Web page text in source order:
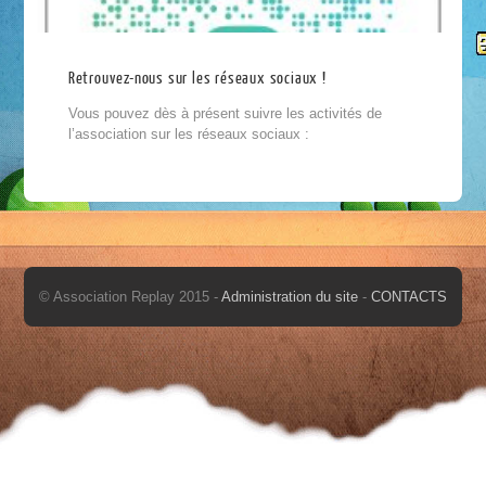
Retrouvez-nous sur les réseaux sociaux !
Vous pouvez dès à présent suivre les activités de
l’association sur les réseaux sociaux :
© Association Replay 2015 - Administration du site - CONTACTS